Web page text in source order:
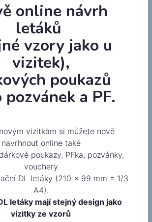
jste si?
níže.
online návrh
letáků
vzory jako u
vizitek),
poukazů
pozvánek a PF.
vizitkám si můžete nově
navrhnout online také
poukazy, PFka, pozvánky,
vouchery
DL letáky (210 x 99 mm = 1/3
A4).
letáky mají stejný design jako
vizitky ze vzorů